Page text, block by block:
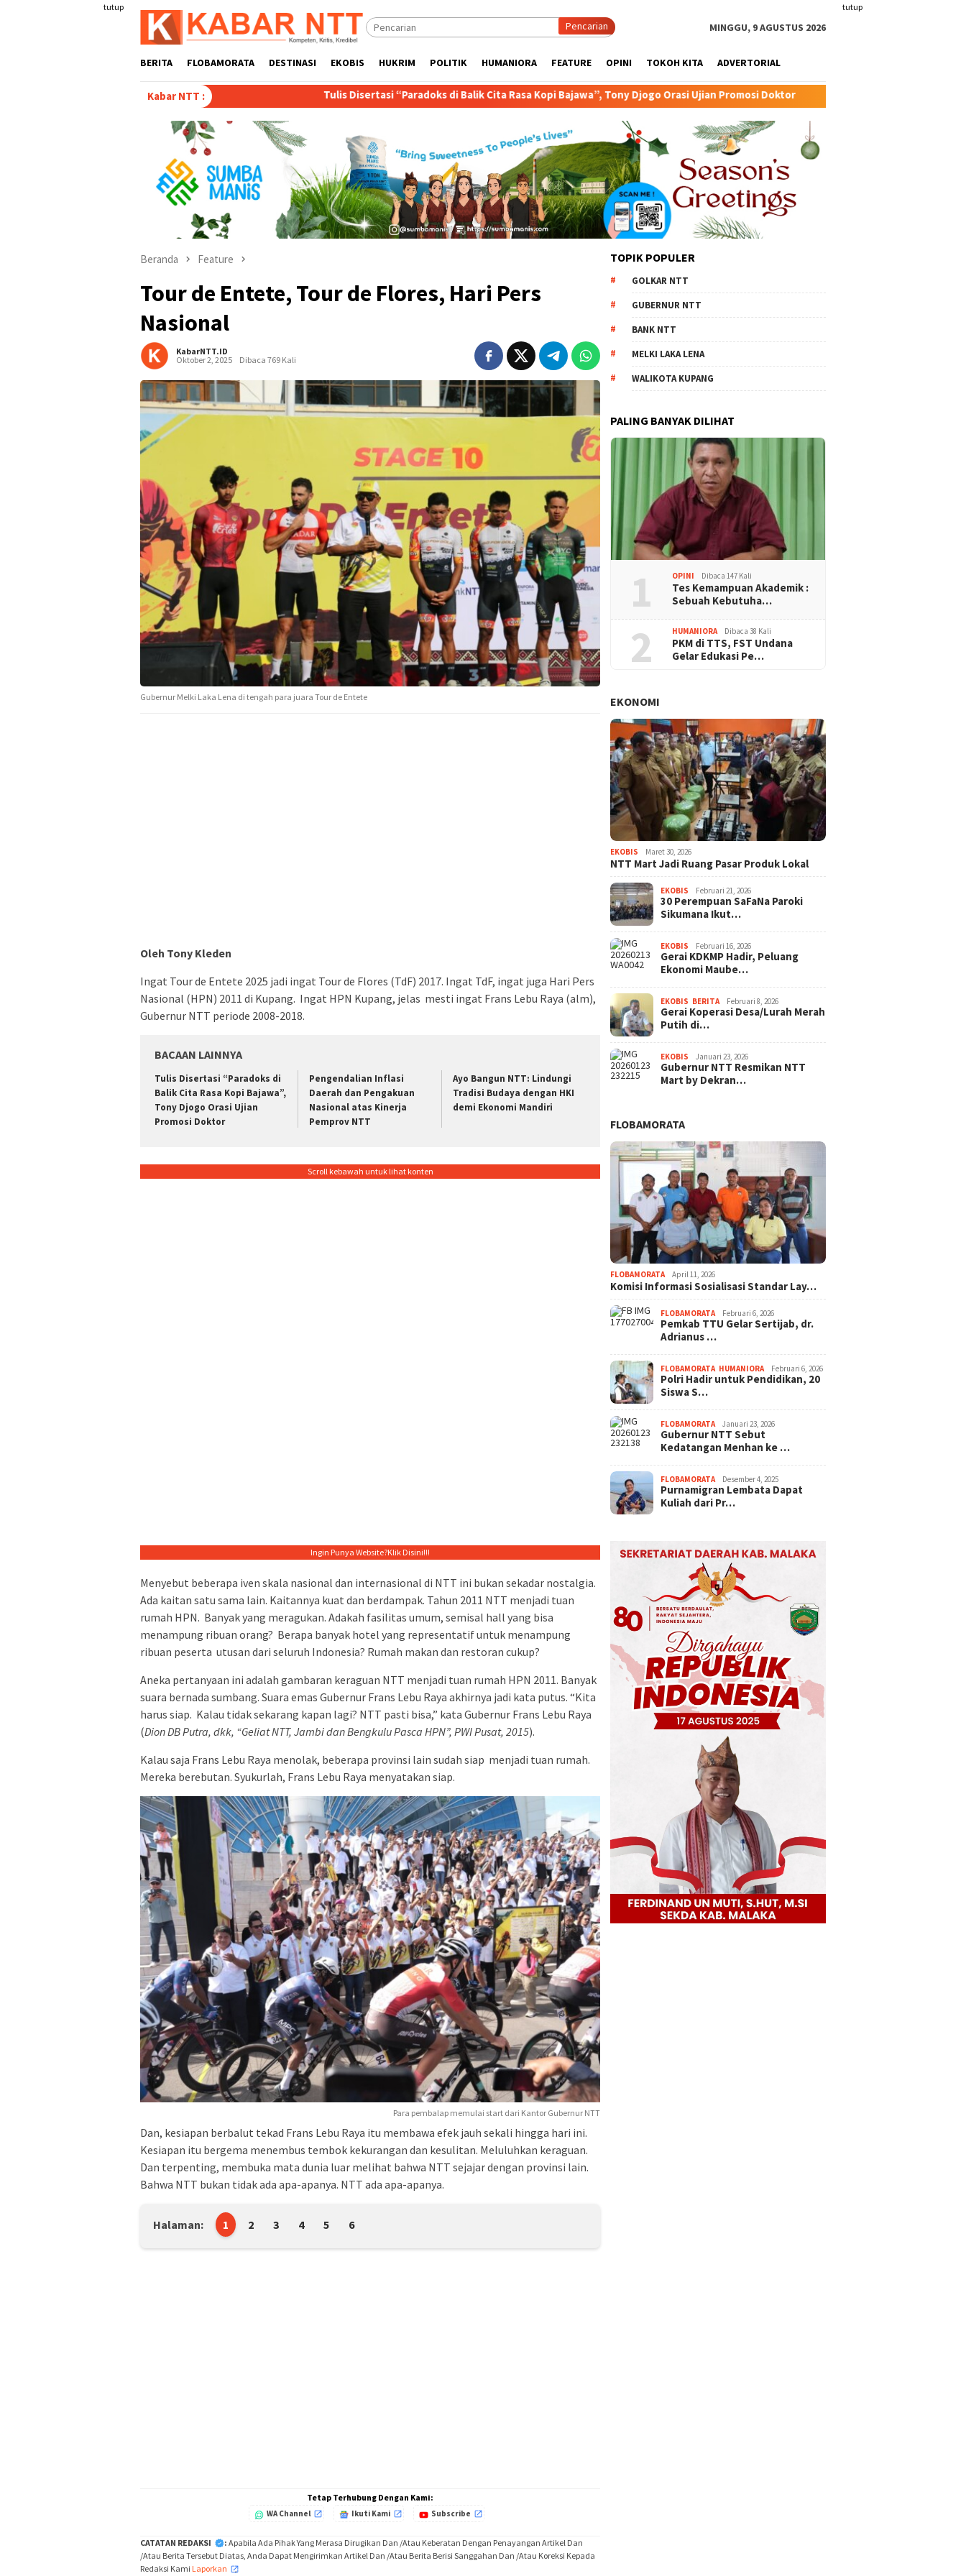
tutup tutup
Pencarian MINGGU, 9 AGUSTUS 2026
BERITA FLOBAMORATA DESTINASI EKOBIS HUKRIM POLITIK HUMANIORA FEATURE OPINI TOKOH KITA ADVERTORIAL
Kabar NTT :Tulis Disertasi “Paradoks di Balik Cita Rasa Kopi Bajawa”, Tony Djogo Orasi Ujian Promosi Doktor Transformasi Peternakan Modern TTU: Kunci Baru
Beranda Feature
Tour de Entete, Tour de Flores, Hari Pers
Nasional
KabarNTT.ID
Oktober 2, 2025
Dibaca 769 Kali
Gubernur Melki Laka Lena di tengah para juara Tour de Entete
Oleh Tony Kleden
Ingat Tour de Entete 2025 jadi ingat Tour de Flores (TdF) 2017. Ingat TdF, ingat juga Hari Pers
Nasional (HPN) 2011 di Kupang. Ingat HPN Kupang, jelas mesti ingat Frans Lebu Raya (alm),
Gubernur NTT periode 2008-2018.
BACAAN LAINNYA
Tulis Disertasi “Paradoks di
Balik Cita Rasa Kopi Bajawa”,
Tony Djogo Orasi Ujian
Promosi Doktor
Pengendalian Inflasi
Daerah dan Pengakuan
Nasional atas Kinerja
Pemprov NTT
Ayo Bangun NTT: Lindungi
Tradisi Budaya dengan HKI
demi Ekonomi Mandiri
Scroll kebawah untuk lihat konten
Ingin Punya Website?Klik Disini!!!
Menyebut beberapa iven skala nasional dan internasional di NTT ini bukan sekadar nostalgia.
Ada kaitan satu sama lain. Kaitannya kuat dan berdampak. Tahun 2011 NTT menjadi tuan
rumah HPN. Banyak yang meragukan. Adakah fasilitas umum, semisal hall yang bisa
menampung ribuan orang? Berapa banyak hotel yang representatif untuk menampung
ribuan peserta utusan dari seluruh Indonesia? Rumah makan dan restoran cukup?
Aneka pertanyaan ini adalah gambaran keraguan NTT menjadi tuan rumah HPN 2011. Banyak
suara bernada sumbang. Suara emas Gubernur Frans Lebu Raya akhirnya jadi kata putus. “Kita
harus siap. Kalau tidak sekarang kapan lagi? NTT pasti bisa,” kata Gubernur Frans Lebu Raya
(Dion DB Putra, dkk, “Geliat NTT, Jambi dan Bengkulu Pasca HPN”, PWI Pusat, 2015).
Kalau saja Frans Lebu Raya menolak, beberapa provinsi lain sudah siap menjadi tuan rumah.
Mereka berebutan. Syukurlah, Frans Lebu Raya menyatakan siap.
Para pembalap memulai start dari Kantor Gubernur NTT
Dan, kesiapan berbalut tekad Frans Lebu Raya itu membawa efek jauh sekali hingga hari ini.
Kesiapan itu bergema menembus tembok kekurangan dan kesulitan. Meluluhkan keraguan.
Dan terpenting, membuka mata dunia luar melihat bahwa NTT sejajar dengan provinsi lain.
Bahwa NTT bukan tidak ada apa-apanya. NTT ada apa-apanya.
Halaman: 1 2 3 4 5 6
Tetap Terhubung Dengan Kami:
WA Channel Ikuti Kami Subscribe
CATATAN REDAKSI : Apabila Ada Pihak Yang Merasa Dirugikan Dan /Atau Keberatan Dengan Penayangan Artikel Dan
/Atau Berita Tersebut Diatas, Anda Dapat Mengirimkan Artikel Dan /Atau Berita Berisi Sanggahan Dan /Atau Koreksi Kepada
Redaksi Kami Laporkan ,
TOPIK POPULER
GOLKAR NTT
GUBERNUR NTT
BANK NTT
MELKI LAKA LENA
WALIKOTA KUPANG
PALING BANYAK DILIHAT
1 OPINI Dibaca 147 Kali
Tes Kemampuan Akademik :
Sebuah Kebutuha…
2 HUMANIORA Dibaca 38 Kali
PKM di TTS, FST Undana
Gelar Edukasi Pe…
EKONOMI
EKOBIS Maret 30, 2026
NTT Mart Jadi Ruang Pasar Produk Lokal
EKOBIS Februari 21, 2026
30 Perempuan SaFaNa Paroki
Sikumana Ikut…
EKOBIS Februari 16, 2026
Gerai KDKMP Hadir, Peluang
Ekonomi Maube…
EKOBIS BERITA Februari 8, 2026
Gerai Koperasi Desa/Lurah Merah
Putih di…
EKOBIS Januari 23, 2026
Gubernur NTT Resmikan NTT
Mart by Dekran…
FLOBAMORATA
FLOBAMORATA April 11, 2026
Komisi Informasi Sosialisasi Standar Lay…
FLOBAMORATA Februari 6, 2026
Pemkab TTU Gelar Sertijab, dr.
Adrianus …
FLOBAMORATA, HUMANIORA Februari 6, 2026
Polri Hadir untuk Pendidikan, 20
Siswa S…
FLOBAMORATA Januari 23, 2026
Gubernur NTT Sebut
Kedatangan Menhan ke …
FLOBAMORATA Desember 4, 2025
Purnamigran Lembata Dapat
Kuliah dari Pr…